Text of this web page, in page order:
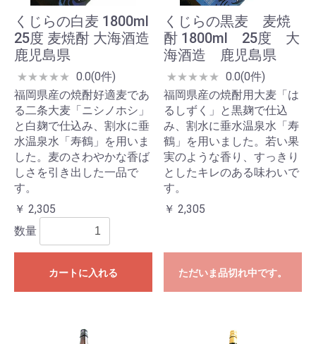
くじらの白麦 1800ml
25度 麦焼酎 大海酒造
鹿児島県
★★★★★ 0.0(0件)
福岡県産の焼酎好適麦であ
る二条大麦「ニシノホシ」
と白麹で仕込み、割水に垂
水温泉水「寿鶴」を用いま
した。麦のさわやかな香ば
しさを引き出した一品で
す。
￥ 2,305
数量
カートに入れる
くじらの黒麦 麦焼
酎 1800ml 25度 大
海酒造 鹿児島県
★★★★★ 0.0(0件)
福岡県産の焼酎用大麦「は
るしずく」と黒麹で仕込
み、割水に垂水温泉水「寿
鶴」を用いました。若い果
実のような香り、すっきり
としたキレのある味わいで
す。
￥ 2,305
ただいま品切れ中です。